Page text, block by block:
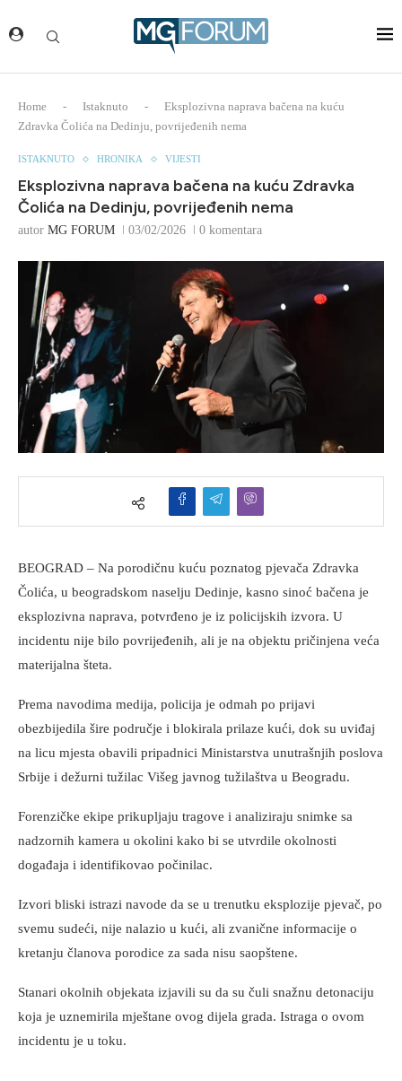
Home - Istaknuto -
Eksplozivna naprava bačena na kuću
Zdravka Čolića na Dedinju, povrijeđenih nema
ISTAKNUTO HRONIKA VIJESTI
Eksplozivna naprava bačena na kuću Zdravka
Čolića na Dedinju, povrijeđenih nema
autor MG FORUM 03/02/2026 0 komentara
BEOGRAD – Na porodičnu kuću poznatog pjevača Zdravka
Čolića, u beogradskom naselju Dedinje, kasno sinoć bačena je
eksplozivna naprava, potvrđeno je iz policijskih izvora. U
incidentu nije bilo povrijeđenih, ali je na objektu pričinjena veća
materijalna šteta.
Prema navodima medija, policija je odmah po prijavi
obezbijedila šire područje i blokirala prilaze kući, dok su uviđaj
na licu mjesta obavili pripadnici Ministarstva unutrašnjih poslova
Srbije i dežurni tužilac Višeg javnog tužilaštva u Beogradu.
Forenzičke ekipe prikupljaju tragove i analiziraju snimke sa
nadzornih kamera u okolini kako bi se utvrdile okolnosti
događaja i identifikovao počinilac.
Izvori bliski istrazi navode da se u trenutku eksplozije pjevač, po
svemu sudeći, nije nalazio u kući, ali zvanične informacije o
kretanju članova porodice za sada nisu saopštene.
Stanari okolnih objekata izjavili su da su čuli snažnu detonaciju
koja je uznemirila mještane ovog dijela grada. Istraga o ovom
incidentu je u toku.